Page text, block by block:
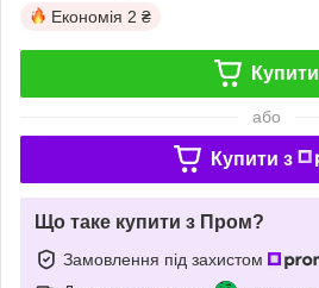
Економія 2 ₴
Купити
або
Купити з
Що таке купити з Пром?
Замовлення під захистом